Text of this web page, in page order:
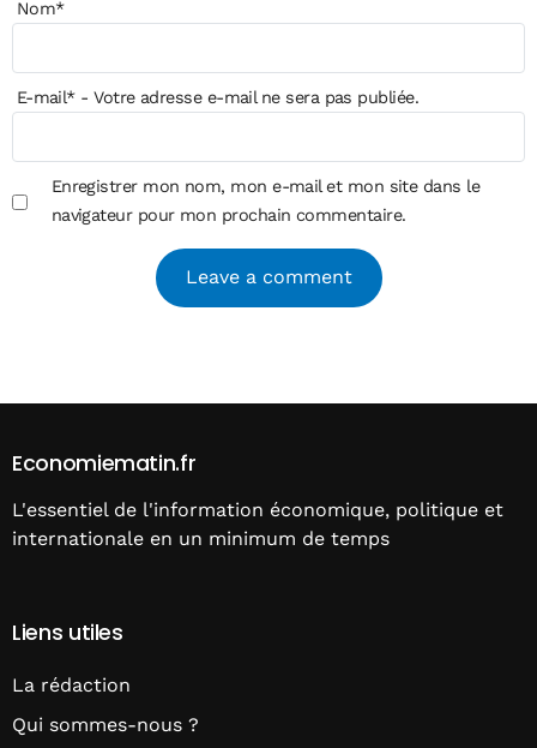
Nom*
E-mail*- Votre adresse e-mail ne sera pas publiée.
Enregistrer mon nom, mon e-mail et mon site dans le
navigateur pour mon prochain commentaire.
Economiematin.fr
L'essentiel de l'information économique, politique et
internationale en un minimum de temps
Liens utiles
La rédaction
Qui sommes-nous ?